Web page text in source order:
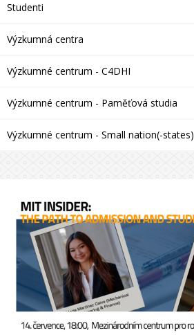
Studenti
Výzkumná centra
Výzkumné centrum - C4DHI
Výzkumné centrum - Paměťová studia
Výzkumné centrum - Small nation(-states)